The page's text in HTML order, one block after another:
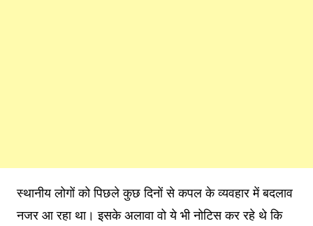
स्थानीय लोगों को पिछले कुछ दिनों से कपल के व्यवहार में बदलाव
नजर आ रहा था। इसके अलावा वो ये भी नोटिस कर रहे थे कि